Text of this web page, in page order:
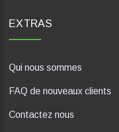
EXTRAS
Qui nous sommes
FAQ de nouveaux clients
Contactez nous